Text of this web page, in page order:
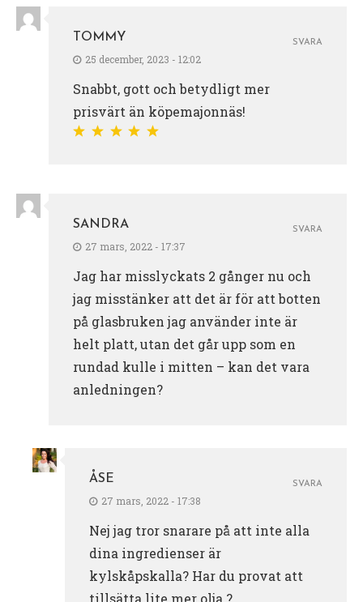
TOMMY
25 december, 2023 - 12:02
Snabbt, gott och betydligt mer
prisvärt än köpemajonnäs!
SVARA
SANDRA
27 mars, 2022 - 17:37
Jag har misslyckats 2 gånger nu och
jag misstänker att det är för att botten
på glasbruken jag använder inte är
helt platt, utan det går upp som en
rundad kulle i mitten – kan det vara
anledningen?
SVARA
ÅSE
27 mars, 2022 - 17:38
Nej jag tror snarare på att inte alla
dina ingredienser är
kylskåpskalla? Har du provat att
tillsätta lite mer olja ?
SVARA